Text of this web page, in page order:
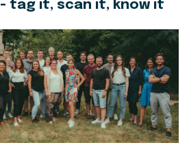
- tag it, scan it, know it